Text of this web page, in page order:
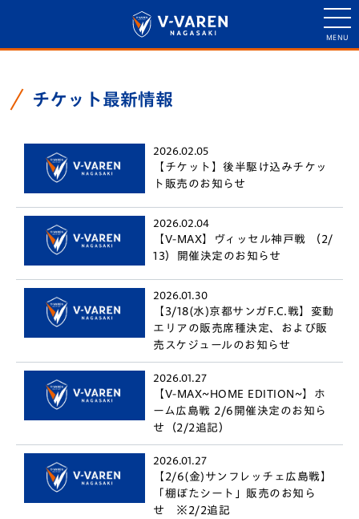
チケット最新情報
2026.02.05
【チケット】後半駆け込みチケッ
ト販売のお知らせ
2026.02.04
【V-MAX】ヴィッセル神戸戦 （2/
13）開催決定のお知らせ
2026.01.30
【3/18(水)京都サンガF.C.戦】変動
エリアの販売席種決定、および販
売スケジュールのお知らせ
2026.01.27
【V-MAX~HOME EDITION~】ホ
ーム広島戦 2/6開催決定のお知ら
せ（2/2追記）
2026.01.27
【2/6(金)サンフレッチェ広島戦】
「棚ぼたシート」販売のお知ら
せ ※2/2追記